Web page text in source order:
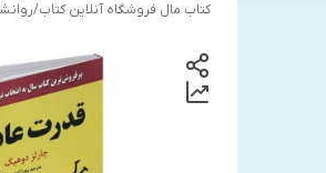
کتاب مال فروشگاه آنلاین کتاب/